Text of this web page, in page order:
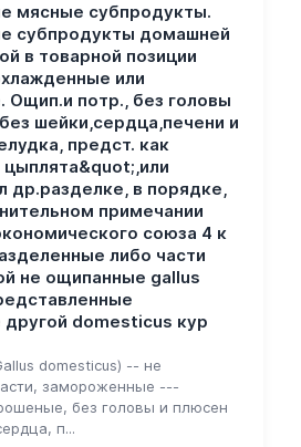
мясные субпродукты.
субпродукты домашней
в товарной позиции
или
потр., без головы
шейки,сердца,печени и
предст. как
др.разделке, в порядке,
примечании
союза 4 к
либо части
не ощипанные gallus
domesticus кур
domesticus) -- не
замороженные ---
без головы и плюсен
п...